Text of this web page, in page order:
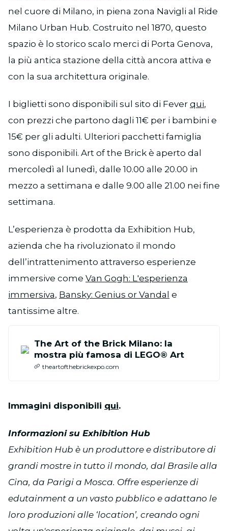
nel cuore di Milano, in piena zona Navigli al Ride
Milano Urban Hub. Costruito nel 1870, questo
spazio è lo storico scalo merci di Porta Genova,
la più antica stazione della città ancora attiva e
con la sua architettura originale.
I biglietti sono disponibili sul sito di Fever qui,
con prezzi che partono dagli 11€ per i bambini e
15€ per gli adulti. Ulteriori pacchetti famiglia
sono disponibili. Art of the Brick è aperto dal
mercoledì al lunedì, dalle 10.00 alle 20.00 in
mezzo a settimana e dalle 9.00 alle 21.00 nei fine
settimana.
L’esperienza è prodotta da Exhibition Hub,
azienda che ha rivoluzionato il mondo
dell’intrattenimento attraverso esperienze
immersive come Van Gogh: L'esperienza
immersiva, Bansky: Genius or Vandal e
tantissime altre.
The Art of the Brick Milano: la
mostra più famosa di LEGO® Art
theartofthebrickexpo.com
Immagini disponibili qui.
Informazioni su Exhibition Hub
Exhibition Hub è un produttore e distributore di
grandi mostre in tutto il mondo, dal Brasile alla
Cina, da Parigi a Mosca. Offre esperienze di
edutainment a un vasto pubblico e adattano le
loro produzioni alle ‘location’, creando ogni